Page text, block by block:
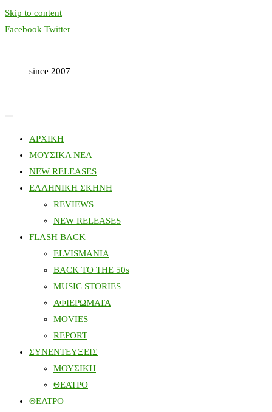
Skip to content
Facebook Twitter
since 2007
ΑΡΧΙΚΗ
ΜΟΥΣΙΚΑ ΝΕΑ
NEW RELEASES
ΕΛΛΗΝΙΚΗ ΣΚΗΝΗ
REVIEWS
NEW RELEASES
FLASH BACK
ELVISMANIA
BACK TO THE 50s
MUSIC STORIES
ΑΦΙΕΡΩΜΑΤΑ
MOVIES
REPORT
ΣΥΝΕΝΤΕΥΞΕΙΣ
ΜΟΥΣΙΚΗ
ΘΕΑΤΡΟ
ΘΕΑΤΡΟ